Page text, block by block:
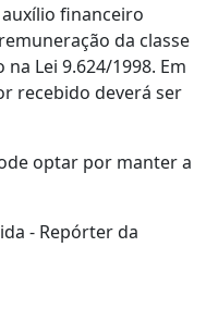
financeiro
da classe
Lei 9.624/1998. Em
recebido deverá ser
optar por manter a
- Repórter da